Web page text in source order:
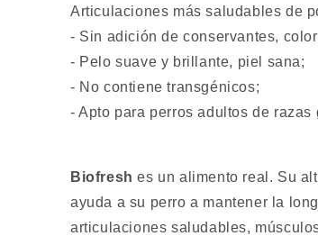
Raza
Pequeña
Raza
Pequeña
Articulaciones más saludables de
- Sin adición de conservantes,
- Pelo suave y brillante, piel sana;
- No contiene transgénicos;
- Apto para perros adultos de
Biofresh es un alimento real. Su
ayuda a su perro a mantener la
articulaciones saludables,